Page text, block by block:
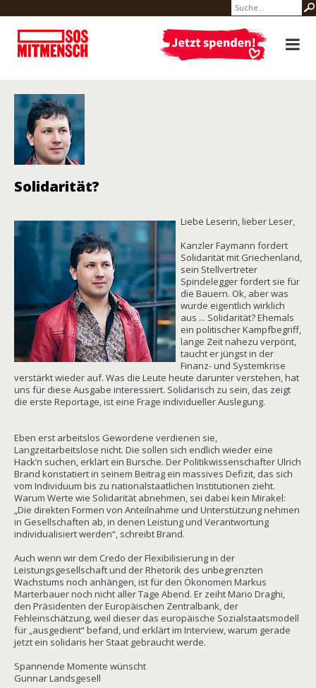
Solidarität?
Liebe Leserin, lieber Leser,
Kanzler Faymann fordert
Solidarität mit Griechenland,
sein Stellvertreter
Spindelegger fordert sie für
die Bauern. Ok, aber was
wurde eigentlich wirklich
aus ... Solidarität? Ehemals
ein politischer Kampfbegriff,
lange Zeit nahezu verpönt,
taucht er jüngst in der
Finanz- und Systemkrise
verstärkt wieder auf. Was die Leute heute darunter verstehen, hat
uns für diese Ausgabe interessiert. Solidarisch zu sein, das zeigt
die erste Reportage, ist eine Frage individueller Auslegung.
Eben erst arbeitslos Gewordene verdienen sie,
Langzeitarbeitslose nicht. Die sollen sich endlich wieder eine
Hack’n suchen, erklärt ein Bursche. Der Politikwissenschafter Ulrich
Brand konstatiert in seinem Beitrag ein massives Defizit, das sich
vom Individuum bis zu nationalstaatlichen Institutionen zieht.
Warum Werte wie Solidarität abnehmen, sei dabei kein Mirakel:
„Die direkten Formen von Anteilnahme und Unterstützung nehmen
in Gesellschaften ab, in denen Leistung und Verantwortung
individualisiert werden“, schreibt Brand.
Auch wenn wir dem Credo der Flexibilisierung in der
Leistungsgesellschaft und der Rhetorik des unbegrenzten
Wachstums noch anhängen, ist für den Ökonomen Markus
Marterbauer noch nicht aller Tage Abend. Er zeiht Mario Draghi,
den Präsidenten der Europäischen Zentralbank, der
Fehleinschätzung, weil dieser das europäische Sozialstaatsmodell
für „ausgedient“ befand, und erklärt im Interview, warum gerade
jetzt ein solidaris her Staat gebraucht werde.
Spannende Momente wünscht
Gunnar Landsgesell